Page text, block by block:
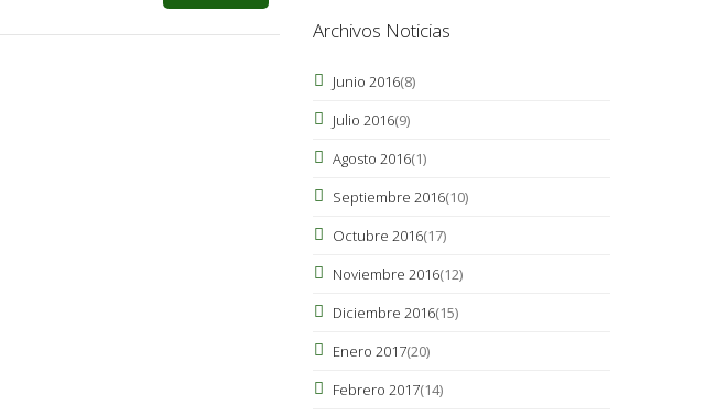
Archivos Noticias
Junio 2016(8)
Julio 2016(9)
Agosto 2016(1)
Septiembre 2016(10)
Octubre 2016(17)
Noviembre 2016(12)
Diciembre 2016(15)
Enero 2017(20)
Febrero 2017(14)